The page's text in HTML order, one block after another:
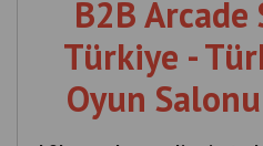
Oyun
b2b-arcade-supplier-in-
salonu-